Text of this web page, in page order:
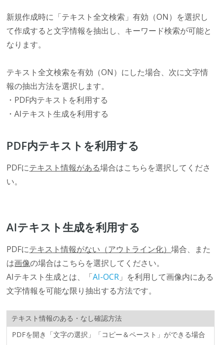
新規作成時に「テキスト全文検索」有効（ON）を選択し
て作成すると文字情報を抽出し、キーワード検索が可能と
なります。
テキスト全文検索を有効（ON）にした場合、次に文字情
報の抽出方法を選択します。
・PDF内テキストを利用する
・AIテキスト生成を利用する
PDF内テキストを利用する
PDFにテキスト情報がある場合はこちらを選択してくださ
い。
AIテキスト生成を利用する
PDFにテキスト情報がない（アウトライン化）場合、また
は画像の場合はこちらを選択してください。
AIテキスト生成とは、「AI-OCR 」を利用して画像内にある
文字情報を可能な限り抽出する方法です。
テキスト情報のある・なし確認方法
PDFを開き「文字の選択」「コピー＆ペースト」ができる場合